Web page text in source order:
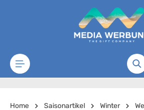
Zum Hauptinhalt springen
Home Saisonartikel Winter